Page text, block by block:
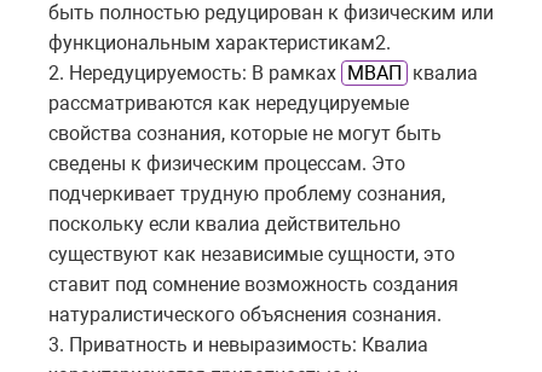
быть полностью редуцирован к физическим или
функциональным характеристикам2.
2. Нередуцируемость: В рамках МВАП
квалиа
рассматриваются как нередуцируемые
свойства сознания, которые не могут быть
сведены к физическим процессам. Это
подчеркивает трудную проблему сознания,
поскольку если квалиа действительно
существуют как независимые сущности, это
ставит под сомнение возможность создания
натуралистического объяснения сознания.
3. Приватность и невыразимость: Квалиа